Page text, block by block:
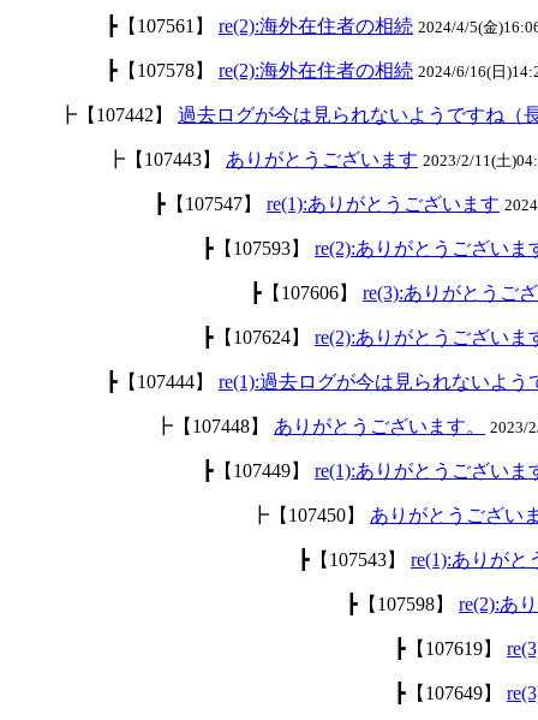
┣【107561】 re(2):海外在住者の相続 2024/4/5(金
┣【107578】 re(2):海外在住者の相続 2024/6/16(日
┣【107442】 過去ログが今は見られないようですね（
┣【107443】 ありがとうございます 2023/2/11(土
┣【107547】 re(1):ありがとうございます
┣【107593】 re(2):ありがとうございま
┣【107606】 re(3):ありがとうご
┣【107624】 re(2):ありがとうございま
┣【107444】 re(1):過去ログが今は見られないよう
┣【107448】 ありがとうございます。 2023/
┣【107449】 re(1):ありがとうございま
┣【107450】 ありがとうござい
┣【107543】 re(1):ありがと
┣【107598】 re(2):あ
┣【107619】
┣【107649】